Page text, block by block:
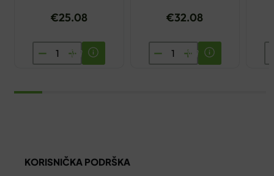
€25.08
SKINTEGRA
LUMION
€32.08
MUSTELA
MATERNITE
KORISNIČKA PODRŠKA